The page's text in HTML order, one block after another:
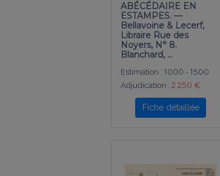
ABÉCÉDAIRE EN
ESTAMPES. —
Bellavoine & Lecerf,
Libraire Rue des
Noyers, N° 8.
Blanchard, …
Estimation : 1000 - 1500
Adjudication : 2 250 €
Fiche détaillée